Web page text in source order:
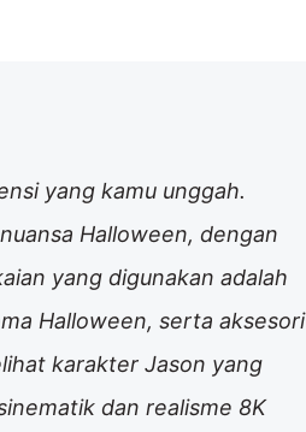
yang kamu unggah.
Halloween, dengan
yang digunakan adalah
Halloween, serta aksesori
karakter Jason yang
dan realisme 8K